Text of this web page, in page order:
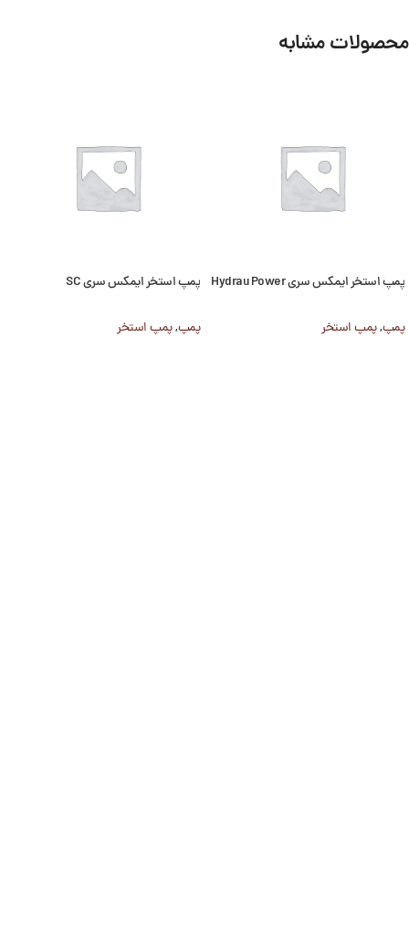
محصولات مشابه
پمپ استخر ایمکس سری Hydrau Power
پمپ,پمپ استخر
پمپ استخر ایمکس سری SC
پمپ,پمپ استخر